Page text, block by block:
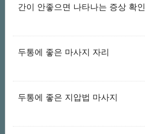
간이 안좋으면 나타나는 증상 확인
두통에 좋은 마사지 자리
두통에 좋은 지압법 마사지